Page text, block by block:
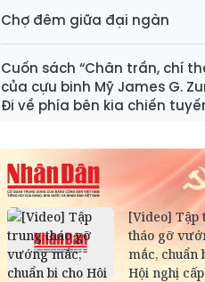
Chợ đêm giữa đại ngàn
Cuốn sách “Chân trần, chí
của cựu binh Mỹ James G.
Đi về phía bên kia chiến